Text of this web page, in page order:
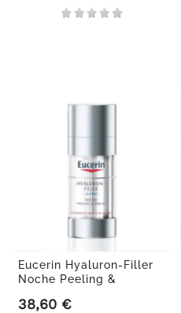
Eucerin Hyaluron-Filler
Noche Peeling &
Precio
38,60 €